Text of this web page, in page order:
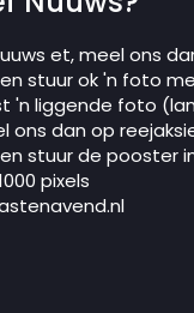
et, meel ons
stuur ok 'n foto
'n liggende foto
ons dan op
stuur de pooster
pixels